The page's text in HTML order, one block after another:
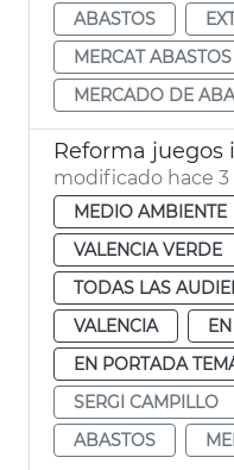
ABASTOS
MERCAT ABASTOS
MERCADO DE
Reforma juegos
modificado hace 3
MEDIO AMBIENTE
VALENCIA VERDE
TODAS LAS
VALENCIA
EN PORTADA
SERGI CAMPILLO
ABASTOS